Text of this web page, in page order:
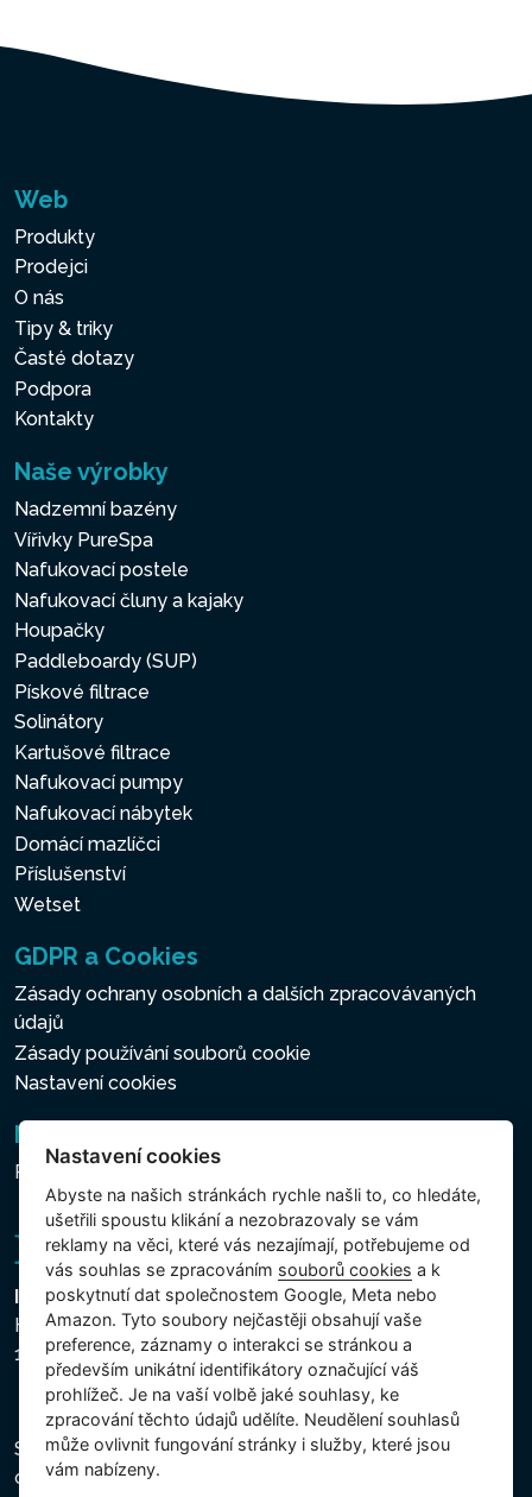
Web
Produkty
Prodejci
O nás
Tipy & triky
Časté dotazy
Podpora
Kontakty
Naše výrobky
Nadzemní bazény
Vířivky PureSpa
Nafukovací postele
Nafukovací čluny a kajaky
Houpačky
Paddleboardy (SUP)
Pískové filtrace
Solinátory
Kartušové filtrace
Nafukovací pumpy
Nafukovací nábytek
Domácí mazlíčci
Příslušenství
Wetset
GDPR a Cookies
Zásady ochrany osobních a dalších zpracovávaných
údajů
Zásady používání souborů cookie
Nastavení cookies
Newsletter
Přihlášení k odběru novinek
Intex Trading, s.r.o.
Hradecká 2526/3
130 00 Praha 3 - Česká republika
Společnost je zapsána u Městského soudu v Praze,
oddíl C, vložka 74759, IČ 26150808, DIČ CZ26150808.
Nastavení cookies
Abyste na našich stránkách rychle našli to, co hledáte,
ušetřili spoustu klikání a nezobrazovaly se vám
reklamy na věci, které vás nezajímají, potřebujeme od
vás souhlas se zpracováním souborů cookies a k
poskytnutí dat společnostem Google, Meta nebo
Amazon. Tyto soubory nejčastěji obsahují vaše
preference, záznamy o interakci se stránkou a
především unikátní identifikátory označující váš
prohlížeč. Je na vaší volbě jaké souhlasy, ke
zpracování těchto údajů udělíte. Neudělení souhlasů
může ovlivnit fungování stránky i služby, které jsou
vám nabízeny.